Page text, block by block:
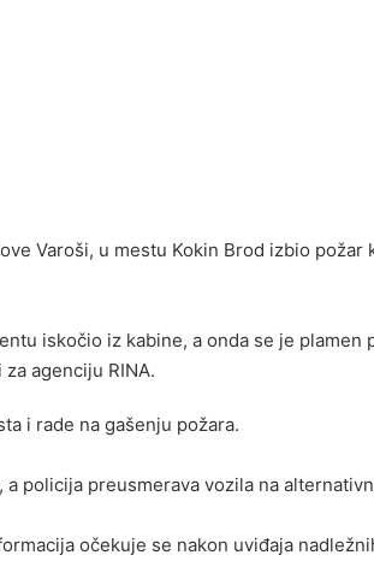
Varoši, u mestu Kokin Brod izbio požar
iskočio iz kabine, a onda se je plamen
agenciju RINA.
i rade na gašenju požara.
policija preusmerava vozila na
očekuje se nakon uviđaja